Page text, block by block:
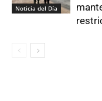
Noticia del Día